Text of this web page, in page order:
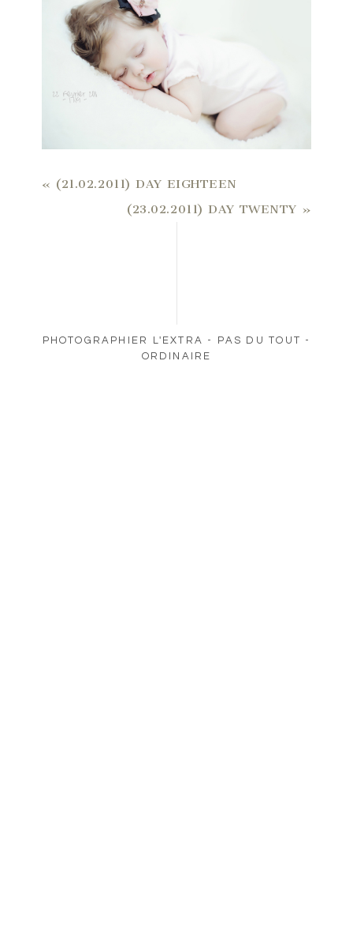
« (21.02.2011) DAY EIGHTEEN
(23.02.2011) DAY TWENTY »
PHOTOGRAPHIER L'EXTRA - PAS DU TOUT -
ORDINAIRE